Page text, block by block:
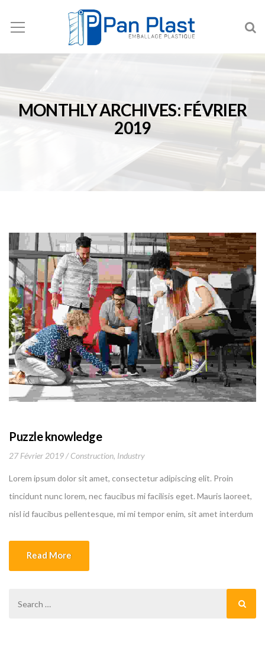
MONTHLY ARCHIVES: FÉVRIER
2019
Puzzle knowledge
27 Février 2019 Construction, Industry
Lorem ipsum dolor sit amet, consectetur adipiscing elit. Proin
tincidunt nunc lorem, nec faucibus mi facilisis eget. Mauris laoreet,
nisl id faucibus pellentesque, mi mi tempor enim, sit amet interdum
Read More